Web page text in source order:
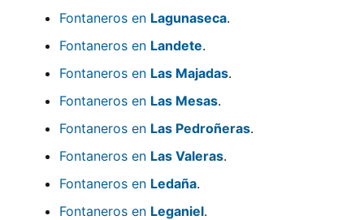
Fontaneros en Lagunaseca.
Fontaneros en Landete.
Fontaneros en Las Majadas.
Fontaneros en Las Mesas.
Fontaneros en Las Pedroñeras.
Fontaneros en Las Valeras.
Fontaneros en Ledaña.
Fontaneros en Leganiel.